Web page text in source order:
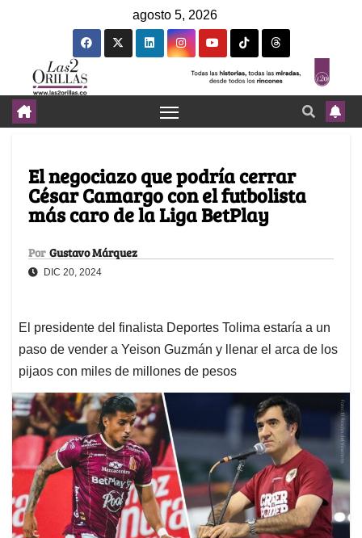
agosto 5, 2026
El negociazo que podría cerrar
César Camargo con el futbolista
más caro de la Liga BetPlay
Por Gustavo Márquez
DIC 20, 2024
El presidente del finalista Deportes Tolima estaría a un
paso de vender a Yeison Guzmán y llenar el arca de los
pijaos con miles de millones de pesos